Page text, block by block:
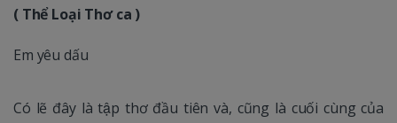
( Thể Loại Thơ ca )
Em yêu dấu
Có lẽ đây là tập thơ đầu tiên và, cũng là cuối cùng của